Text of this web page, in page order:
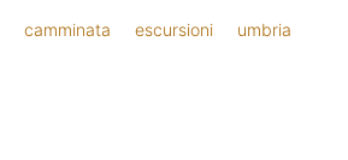
camminata escursioni umbria